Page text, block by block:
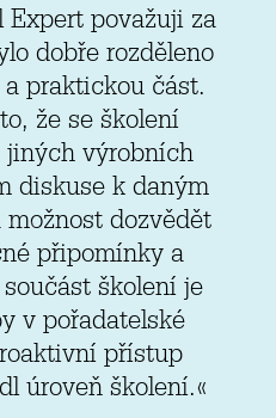
Expert považuji za
dobře rozděleno
praktickou část.
že se školení
výrobních
diskuse k daným
dozvědět
připomínky a
školení je
v pořadatelské
přístup
úroveň školení.«